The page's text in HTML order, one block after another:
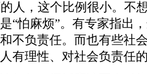
人，这个比例很小。不
“怕麻烦”。有专家指出
不负责任。而也有些社
有理性、对社会负责任